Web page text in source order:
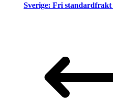
Sverige: Fri standardfrakt